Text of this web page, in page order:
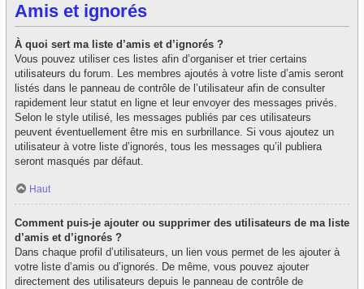
Amis et ignorés
À quoi sert ma liste d’amis et d’ignorés ?
Vous pouvez utiliser ces listes afin d’organiser et trier certains
utilisateurs du forum. Les membres ajoutés à votre liste d’amis seront
listés dans le panneau de contrôle de l’utilisateur afin de consulter
rapidement leur statut en ligne et leur envoyer des messages privés.
Selon le style utilisé, les messages publiés par ces utilisateurs
peuvent éventuellement être mis en surbrillance. Si vous ajoutez un
utilisateur à votre liste d’ignorés, tous les messages qu’il publiera
seront masqués par défaut.
Haut
Comment puis-je ajouter ou supprimer des utilisateurs de ma liste
d’amis et d’ignorés ?
Dans chaque profil d’utilisateurs, un lien vous permet de les ajouter à
votre liste d’amis ou d’ignorés. De même, vous pouvez ajouter
directement des utilisateurs depuis le panneau de contrôle de